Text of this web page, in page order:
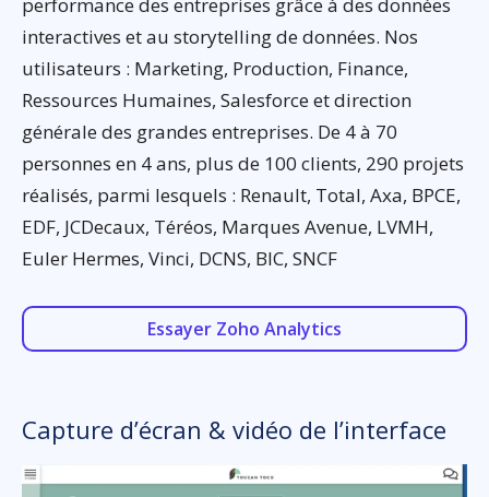
interactives et au storytelling de données. Nos
utilisateurs : Marketing, Production, Finance,
Ressources Humaines, Salesforce et direction
générale des grandes entreprises. De 4 à 70
personnes en 4 ans, plus de 100 clients, 290 projets
réalisés, parmi lesquels : Renault, Total, Axa, BPCE,
EDF, JCDecaux, Téréos, Marques Avenue, LVMH,
Euler Hermes, Vinci, DCNS, BIC, SNCF
Essayer Zoho Analytics
Capture d’écran & vidéo de l’interface